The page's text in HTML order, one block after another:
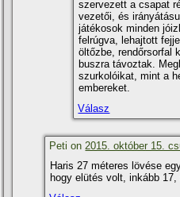
szervezett a csapat
vezetői, és
játékosok minden
felrúgva, lehajtott
öltőzbe, rendőrsorfal
buszra távoztak.
szurkolóikat, mint a
embereket.
Válasz
Peti on2015. október 15.
Haris 27 méteres lövése
hogy elütés volt, inkább